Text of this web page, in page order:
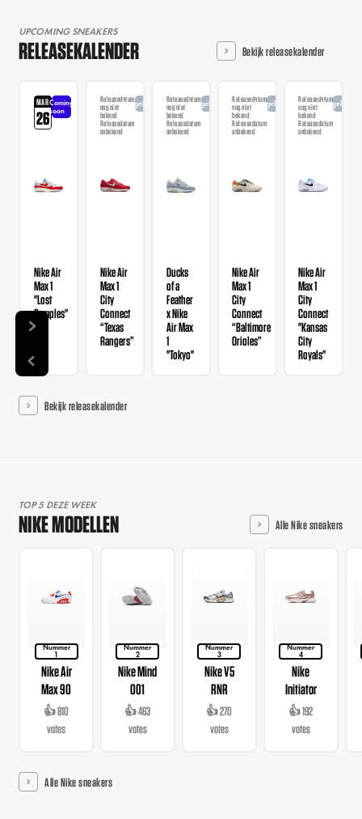
UPCOMING SNEAKERS
RELEASEKALENDER Bekijk releasekalender
MAR
26
Coming
soon
Nike Air
Max 1
"Lost
Samples"
Releasedatum
nog niet
bekend
Releasedatum
onbekend
Aangekondigd
Nike Air
Max 1
City
Connect
“Texas
Rangers”
Releasedatum
nog niet
bekend
Releasedatum
onbekend
Aangekondigd
Ducks
of a
Feather
x Nike
Air Max
1
"Tokyo"
Releasedatum
nog niet
bekend
Releasedatum
onbekend
Aangekondigd
Nike Air
Max 1
City
Connect
“Baltimore
Orioles”
Releasedatum
nog niet
bekend
Releasedatum
onbekend
Nike Air
Max 1
City
Connect
"Kansas
City
Royals"
Bekijk releasekalender
TOP 5 DEZE WEEK
NIKE MODELLEN Alle Nike sneakers
Nummer
1
Nike Air
Max 90
👍 810
votes
Nummer
2
Nike Mind
001
👍 463
votes
Nummer
3
Nike V5
RNR
👍 270
votes
Nummer
4
Nike
Initiator
👍 192
votes
Alle Nike sneakers